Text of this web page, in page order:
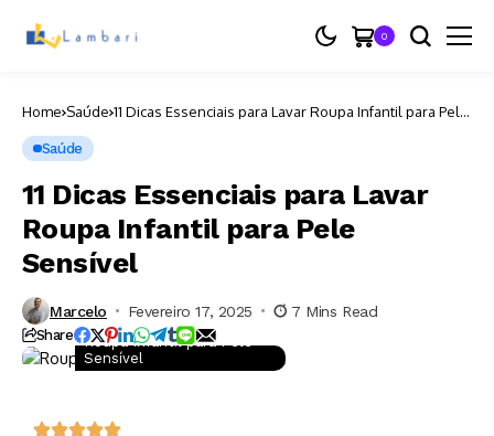
0
Home Saúde 11 Dicas Essenciais para Lavar Roupa Infantil para Pele
Saúde
11 Dicas Essenciais para Lavar
Roupa Infantil para Pele
Sensível
Marcelo Fevereiro 17, 2025 7 Mins Read
Share
Roupa Infantil para Pele
Sensível